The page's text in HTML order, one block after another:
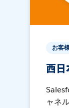
お客
西日
ャネ